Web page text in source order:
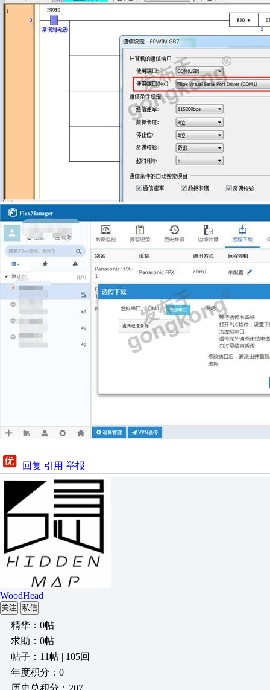
回复 引用 举报
WoodHead
关注 私信
精华：0帖
求助：0帖
帖子：11帖 | 105回
年度积分：0
历史总积分：207